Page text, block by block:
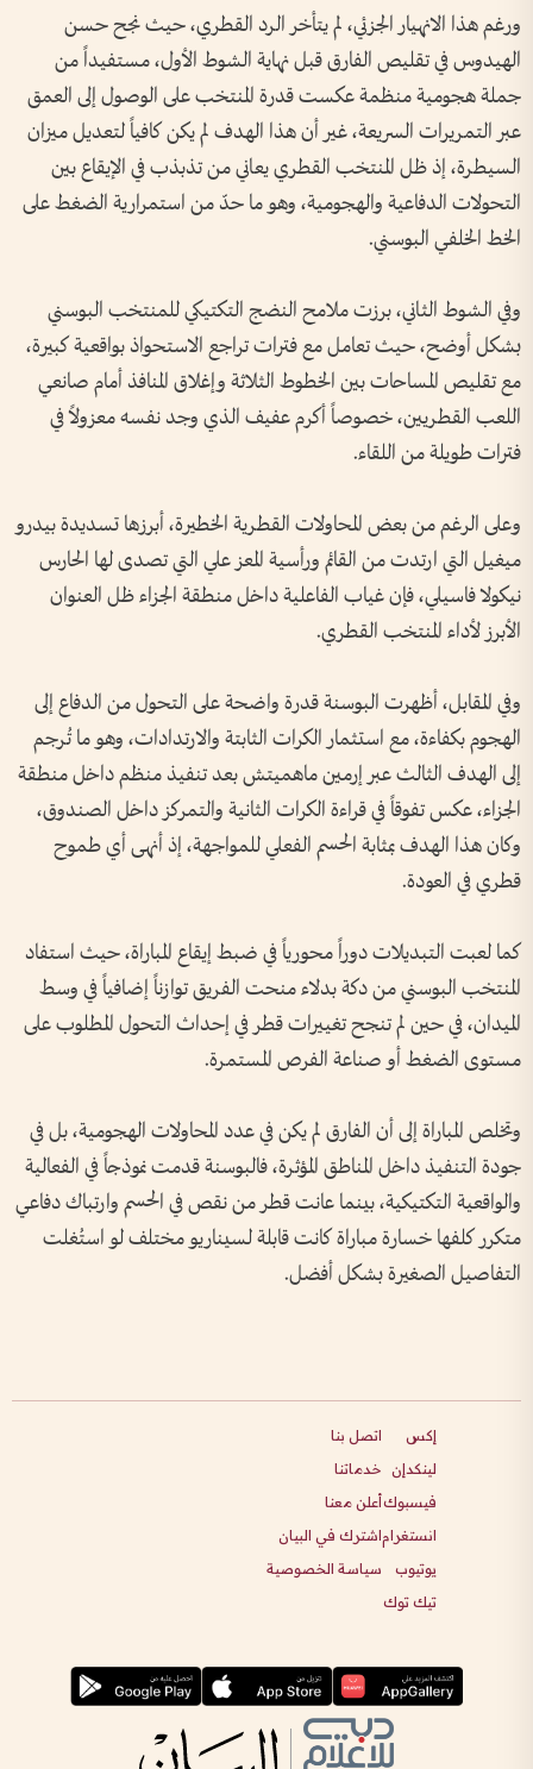
ورغم هذا الانهيار الجزئي، لم يتأخر الرد القطري، حيث نجح حسن
الهيدوس في تقليص الفارق قبل نهاية الشوط الأول، مستفيداً من
جملة هجومية منظمة عكست قدرة المنتخب على الوصول إلى العمق
عبر التمريرات السريعة، غير أن هذا الهدف لم يكن كافياً لتعديل ميزان
السيطرة، إذ ظل المنتخب القطري يعاني من تذبذب في الإيقاع بين
التحولات الدفاعية والهجومية، وهو ما حدّ من استمرارية الضغط على
الخط الخلفي البوسني.
وفي الشوط الثاني، برزت ملامح النضج التكتيكي للمنتخب البوسني
بشكل أوضح، حيث تعامل مع فترات تراجع الاستحواذ بواقعية كبيرة،
مع تقليص المساحات بين الخطوط الثلاثة وإغلاق المنافذ أمام صانعي
اللعب القطريين، خصوصاً أكرم عفيف الذي وجد نفسه معزولاً في
فترات طويلة من اللقاء.
وعلى الرغم من بعض المحاولات القطرية الخطيرة، أبرزها تسديدة بيدرو
ميغيل التي ارتدت من القائم ورأسية المعز علي التي تصدى لها الحارس
نيكولا فاسيلي، فإن غياب الفاعلية داخل منطقة الجزاء ظل العنوان
الأبرز لأداء المنتخب القطري.
وفي المقابل، أظهرت البوسنة قدرة واضحة على التحول من الدفاع إلى
الهجوم بكفاءة، مع استثمار الكرات الثابتة والارتدادات، وهو ما تُرجم
إلى الهدف الثالث عبر إرمين ماهميتش بعد تنفيذ منظم داخل منطقة
الجزاء، عكس تفوقاً في قراءة الكرات الثانية والتمركز داخل الصندوق،
وكان هذا الهدف بمثابة الحسم الفعلي للمواجهة، إذ أنهى أي طموح
قطري في العودة.
كما لعبت التبديلات دوراً محورياً في ضبط إيقاع المباراة، حيث استفاد
المنتخب البوسني من دكة بدلاء منحت الفريق توازناً إضافياً في وسط
الميدان، في حين لم تنجح تغييرات قطر في إحداث التحول المطلوب على
مستوى الضغط أو صناعة الفرص المستمرة.
وتخلص المباراة إلى أن الفارق لم يكن في عدد المحاولات الهجومية، بل في
جودة التنفيذ داخل المناطق المؤثرة، فالبوسنة قدمت نموذجاً في الفعالية
والواقعية التكتيكية، بينما عانت قطر من نقص في الحسم وارتباك دفاعي
متكرر كلفها خسارة مباراة كانت قابلة لسيناريو مختلف لو استُغلت
التفاصيل الصغيرة بشكل أفضل.
إكس
لينكدإن
فيسبوك
انستغرام
يوتيوب
تيك توك
اتصل بنا
خدماتنا
أعلن معنا
اشترك في البيان
سياسة الخصوصية